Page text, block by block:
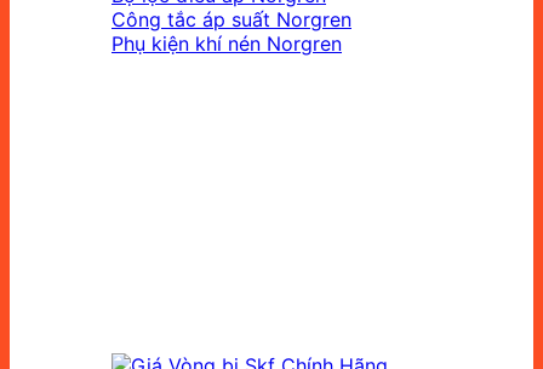
Công tắc áp suất Norgren
Phụ kiện khí nén Norgren